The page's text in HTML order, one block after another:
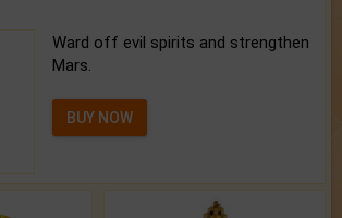
Ward off evil spirits and strengthen
Mars.
BUY NOW